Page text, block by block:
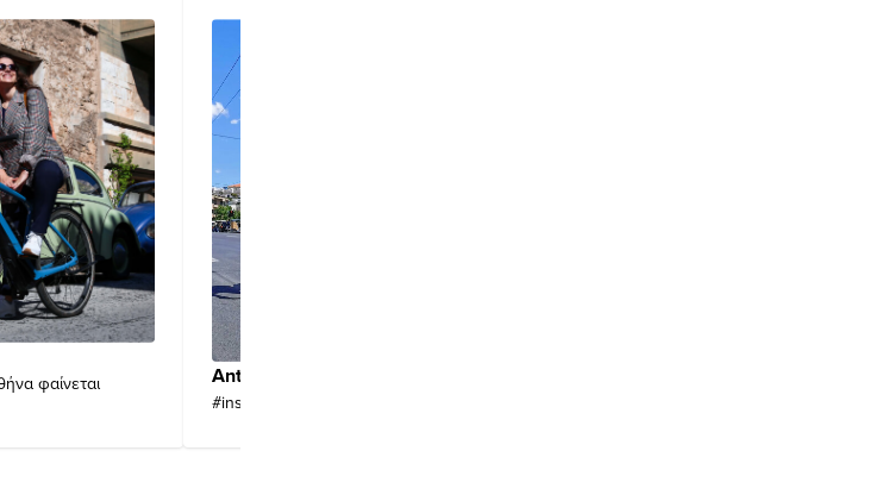
φαίνεται
Antonis S.
#instaride Anyone else for a ride?